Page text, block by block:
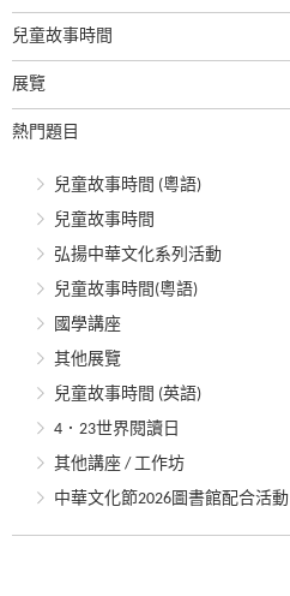
兒童故事時間
展覽
熱門題目
兒童故事時間 (粵語)
兒童故事時間
弘揚中華文化系列活動
兒童故事時間(粵語)
國學講座
其他展覽
兒童故事時間 (英語)
4．23世界閱讀日
其他講座 / 工作坊
中華文化節2026圖書館配合活動